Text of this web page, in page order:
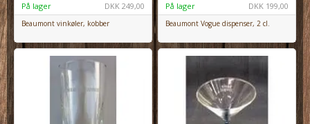
DKK 249,00
På lager
Beaumont vinkøler, kobber
DKK 199,00
På lager
Beaumont Vogue dispenser, 2 cl.